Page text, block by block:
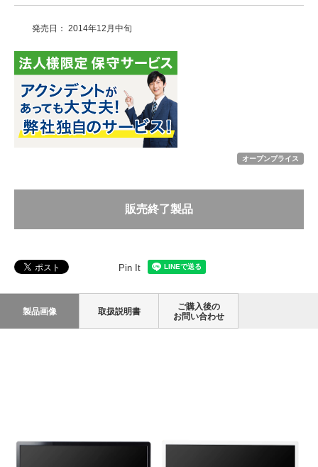
発売日： 2014年12月中旬
オープンプライス
販売終了製品
Pin It
製品画像 取扱説明書
ご購入後の
お問い合わせ